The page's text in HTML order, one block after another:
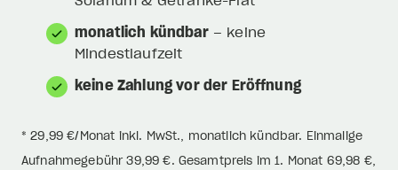
monatlich kündbar– keine
Mindestlaufzeit
keine Zahlung vor der Eröffnung
* 29,99 €/Monat inkl. MwSt., monatlich kündbar. Einmalige
Aufnahmegebühr 39,99 €. Gesamtpreis im 1. Monat 69,98 €,